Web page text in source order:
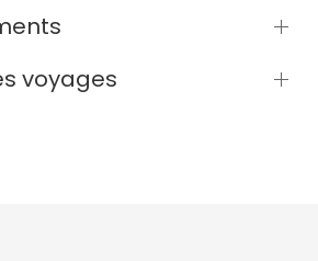
voyages